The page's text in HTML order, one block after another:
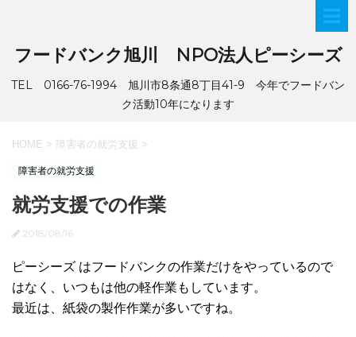
フードバンク旭川 NPO法人ピーシーズ
TEL 0166-76-1994 旭川市8条通8丁目41-9 今年でフードバン
ク活動10年になります
HOME > 障害者の就労支援 >
障害者の就労支援
就労支援での作業
2018/08/16
ピーシーズ はフードバンクの作業だけをやっているので
はなく、いつもは他の軽作業もしています。
最近は、紙袋の製作作業が多いですね。